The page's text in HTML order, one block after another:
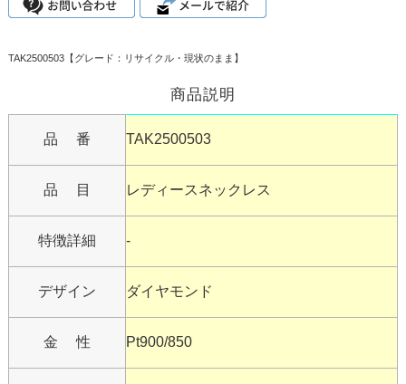
TAK2500503【グレード：リサイクル・現状のまま】
商品説明
品 番 TAK2500503
品 目 レディースネックレス
特徴詳細 -
デザイン ダイヤモンド
金 性 Pt900/850